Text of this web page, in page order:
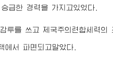
급한 경력을 가지고있었다.
투를 쓰고 제국주의련합세력의
서 파면되고말았다.